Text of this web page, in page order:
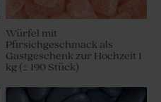
Würfel mit
Pfirsichgeschmack als
Gastgeschenk zur Hochzeit 1
kg (± 190 Stück)